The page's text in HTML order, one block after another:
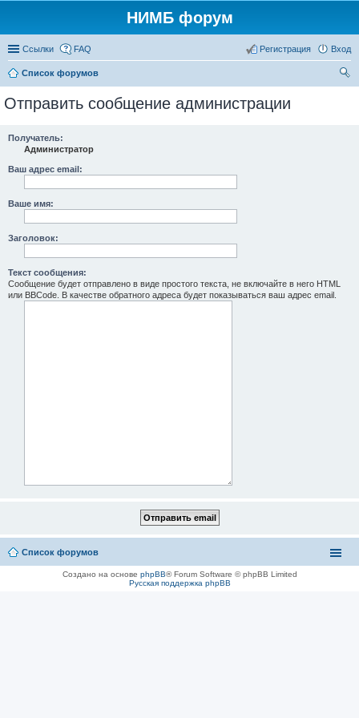
НИМБ форум
Ссылки FAQ Вход
Регистрация
Список форумов
Отправить сообщение администрации
Получатель:
Администратор
Ваш адрес email:
Ваше имя:
Заголовок:
Текст сообщения:
Сообщение будет отправлено в виде простого текста, не включайте в него HTML
или BBCode. В качестве обратного адреса будет показываться ваш адрес email.
Список форумов
Создано на основе phpBB® Forum Software © phpBB Limited
Русская поддержка phpBB